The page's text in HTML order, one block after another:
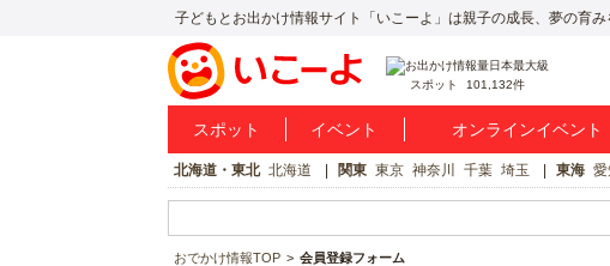
子どもとお出かけ情報サイト「いこーよ」は親子の成長、夢の育み
スポット 101,132件
スポット イベント オンラインイベント
北海道・東北 北海道 関東 東京 神奈川 千葉 埼玉 東海 愛
おでかけ情報TOP 会員登録フォーム